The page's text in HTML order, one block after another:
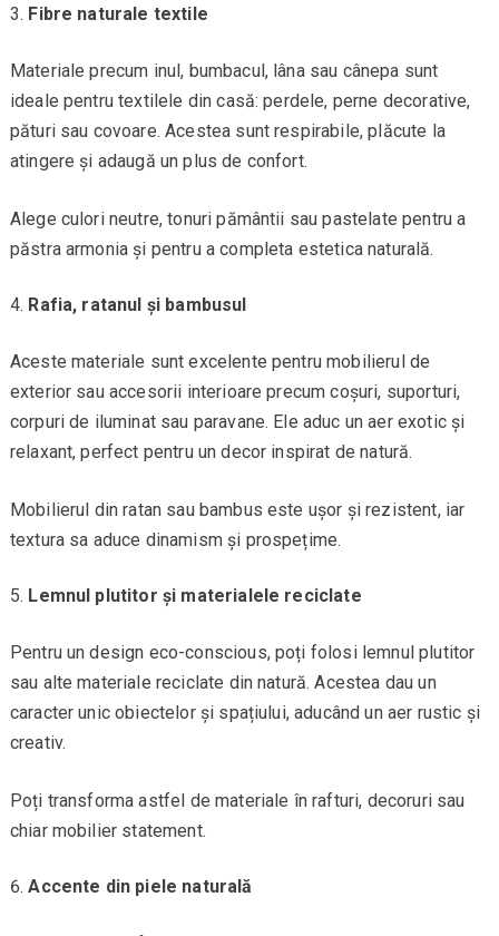
Fibre naturale textile
Materiale precum inul, bumbacul, lâna sau cânepa sunt
ideale pentru textilele din casă: perdele, perne decorative,
pături sau covoare. Acestea sunt respirabile, plăcute la
atingere și adaugă un plus de confort.
Alege culori neutre, tonuri pământii sau pastelate pentru a
păstra armonia și pentru a completa estetica naturală.
Rafia, ratanul și bambusul
Aceste materiale sunt excelente pentru mobilierul de
exterior sau accesorii interioare precum coșuri, suporturi,
corpuri de iluminat sau paravane. Ele aduc un aer exotic și
relaxant, perfect pentru un decor inspirat de natură.
Mobilierul din ratan sau bambus este ușor și rezistent, iar
textura sa aduce dinamism și prospețime.
Lemnul plutitor și materialele reciclate
Pentru un design eco-conscious, poți folosi lemnul plutitor
sau alte materiale reciclate din natură. Acestea dau un
caracter unic obiectelor și spațiului, aducând un aer rustic și
creativ.
Poți transforma astfel de materiale în rafturi, decoruri sau
chiar mobilier statement.
Accente din piele naturală